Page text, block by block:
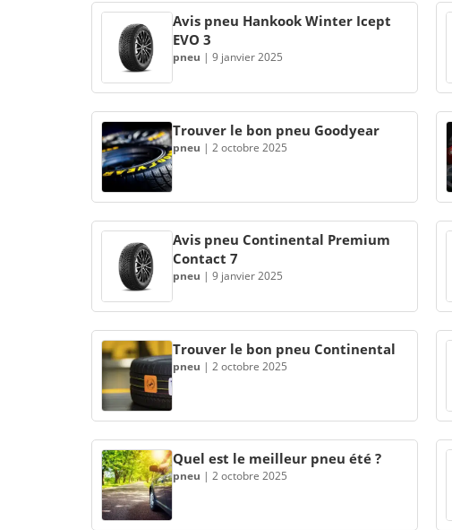
Avis pneu Hankook Winter Icept
EVO 3
pneu | 9 janvier 2025
Trouver le bon pneu Goodyear
pneu | 2 octobre 2025
Avis pneu Continental Premium
Contact 7
pneu | 9 janvier 2025
Trouver le bon pneu Continental
pneu | 2 octobre 2025
Quel est le meilleur pneu été ?
pneu | 2 octobre 2025